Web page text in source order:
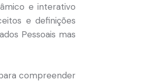
e interativo
e definições
Pessoais mas
compreender